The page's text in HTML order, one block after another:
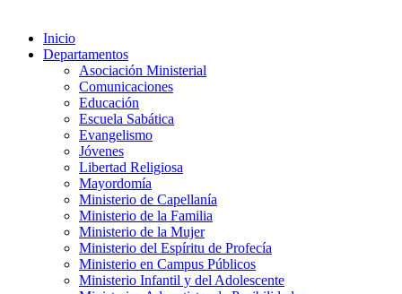
Inicio
Departamentos
Asociación Ministerial
Comunicaciones
Educación
Escuela Sabática
Evangelismo
Jóvenes
Libertad Religiosa
Mayordomía
Ministerio de Capellanía
Ministerio de la Familia
Ministerio de la Mujer
Ministerio del Espíritu de Profecía
Ministerio en Campus Públicos
Ministerio Infantil y del Adolescente